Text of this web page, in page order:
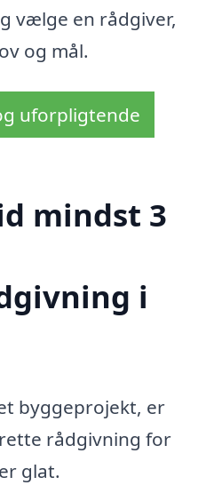
vælge en rådgiver,
og mål.
uforpligtende
mindst 3
i
byggeprojekt, er
rådgivning for
glat.